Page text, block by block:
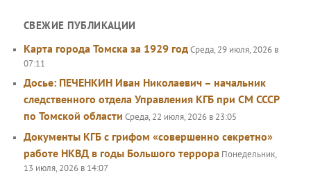
СВЕЖИЕ ПУБЛИКАЦИИ
Карта города Томска за 1929 годСреда, 29 июля, 2026 в
07:11
Досье: ПЕЧЕНКИН Иван Николаевич – начальник
следственного отдела Управления КГБ при СМ СССР
по Томской области Среда, 22 июля, 2026 в 23:05
Документы КГБ с грифом «совершенно секретно»
работе НКВД в годы Большого террора Понедельник,
13 июля, 2026 в 14:07